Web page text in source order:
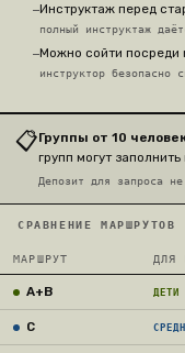
—Инструктаж перед
полный инструктаж
—Можно сойти посреди
инструктор безопасно
📋Группы от 10
групп могут
Депозит для запроса
СРАВНЕНИЕ МАРШРУТОВ
МАРШРУТ ДЛЯ
A+B ДЕТИ
C